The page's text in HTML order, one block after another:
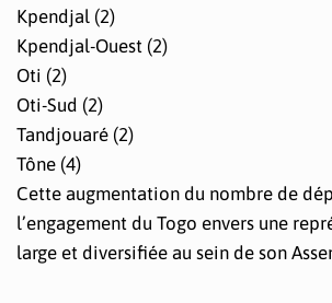
Kpendjal (2)
Kpendjal-Ouest (2)
Oti (2)
Oti-Sud (2)
Tandjouaré (2)
Tône (4)
Cette augmentation du nombre de
l’engagement du Togo envers une
large et diversifiée au sein de son